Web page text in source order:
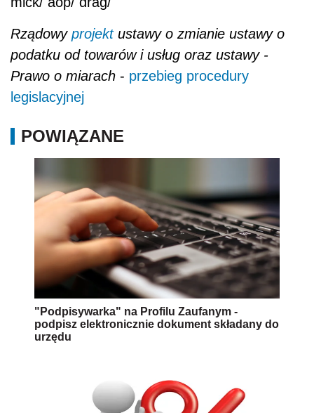
Rządowy projektustawy o zmianie ustawy o
podatku od towarów i usług oraz ustawy -
Prawo o miarach - przebieg procedury
legislacyjnej
POWIĄZANE
"Podpisywarka" na Profilu Zaufanym -
podpisz elektronicznie dokument składany do
urzędu